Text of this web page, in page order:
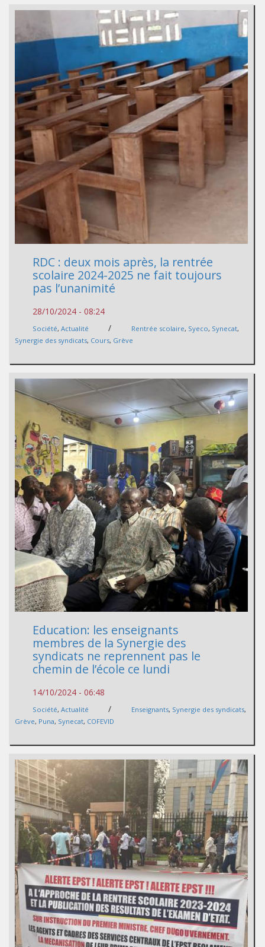
RDC : deux mois après, la rentrée
scolaire 2024-2025 ne fait toujours
pas l’unanimité
28/10/2024 - 08:24
Société, Actualité / Rentrée scolaire, Syeco, Synecat,
Synergie des syndicats, Cours, Grève
Education: les enseignants
membres de la Synergie des
syndicats ne reprennent pas le
chemin de l’école ce lundi
14/10/2024 - 06:48
Société, Actualité / Enseignants, Synergie des syndicats,
Grève, Puna, Synecat, COFEVID